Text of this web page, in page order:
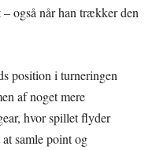
også når han trækker den
position i turneringen
af noget mere
hvor spillet flyder
samle point og